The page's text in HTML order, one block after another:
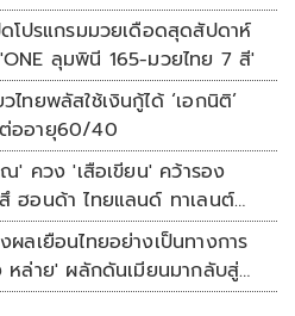
โปรแกรมมวยเดือดสุดสัปดาห์
ลุมพินี 165-มวยไทย 7 สี'
ไทยพลัสใช้เงินกู้ได้ ‘เอกนิติ’
ออายุ60/40
' ควง 'เสือเขียน' คว้ารอง
ฮอนด้า ไทยแลนด์ ทาเลนต์
ลเยือนไทยอย่างเป็นทางการ
ล่าย' ผลักดันเมียนมากลับสู่